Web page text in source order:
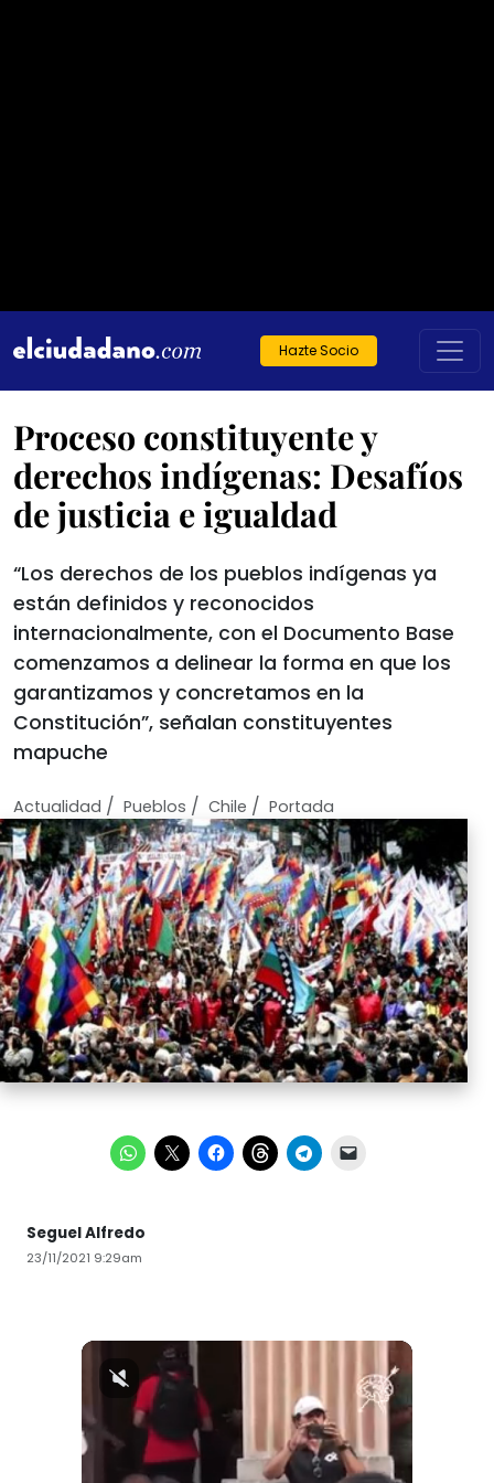
Hazte Socio
Proceso constituyente y
derechos indígenas: Desafíos
de justicia e igualdad
“Los derechos de los pueblos indígenas ya
están definidos y reconocidos
internacionalmente, con el Documento Base
comenzamos a delinear la forma en que los
garantizamos y concretamos en la
Constitución”, señalan constituyentes
mapuche
Actualidad / Pueblos / Chile / Portada
Seguel Alfredo
23/11/2021 9:29am